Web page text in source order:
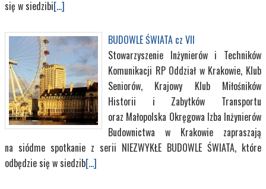
się w siedzibi[...]
BUDOWLE ŚWIATA cz VII
Stowarzyszenie Inżynierów i Techników
Komunikacji RP Oddział w Krakowie, Klub
Seniorów, Krajowy Klub Miłośników
Historii i Zabytków Transportu
oraz Małopolska Okręgowa Izba Inżynierów
Budownictwa w Krakowie zapraszają
na siódme spotkanie z serii NIEZWYKŁE BUDOWLE ŚWIATA, które
odbędzie się w siedzib[...]